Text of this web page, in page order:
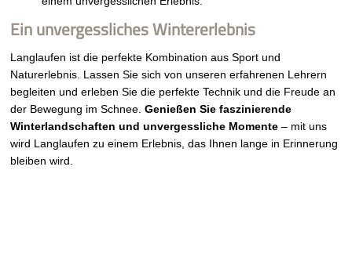
Ein unvergessliches Wintererlebnis
Langlaufen ist die perfekte Kombination aus Sport und
Naturerlebnis. Lassen Sie sich von unseren erfahrenen Lehrern
begleiten und erleben Sie die perfekte Technik und die Freude an
der Bewegung im Schnee.Genießen Sie faszinierende
Winterlandschaften und unvergessliche Momente – mit uns
wird Langlaufen zu einem Erlebnis, das Ihnen lange in Erinnerung
bleiben wird.